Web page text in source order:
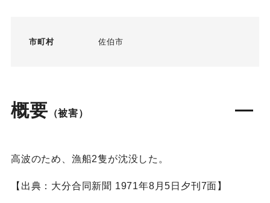
市町村 佐伯市
概要 （被害）
高波のため、漁船2隻が沈没した。
【出典：大分合同新聞 1971年8月5日夕刊7面】